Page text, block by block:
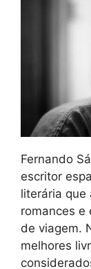
Fernando
escritor
literária que
romances e
de viagem.
melhores